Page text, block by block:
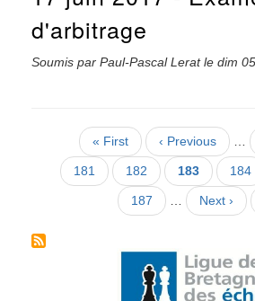
d'arbitrage
Soumis par Paul-Pascal Leratle dim
PaginationPremière
page
« First
Page
précédente
‹ Previous …
Page
181 Page
182
Page
courante
183 Page
184
Page
187 …
Page
suivante
Next ›